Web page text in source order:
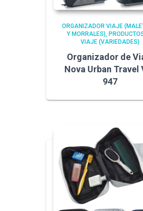
ORGANIZADOR VIAJE
Y MORRALES)
VIAJE (VARIEDADES)
Organizador de
Nova Urban Travel
947